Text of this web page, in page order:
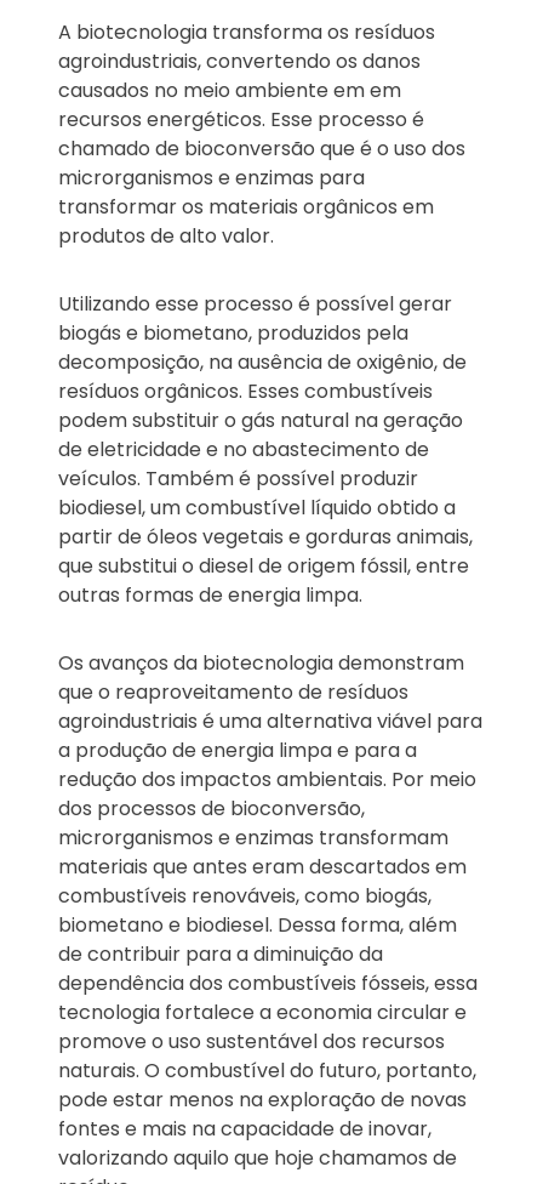
A biotecnologia transforma os resíduos
agroindustriais, convertendo os danos
causados no meio ambiente em em
recursos energéticos. Esse processo é
chamado de bioconversão que é o uso dos
microrganismos e enzimas para
transformar os materiais orgânicos em
produtos de alto valor.
Utilizando esse processo é possível gerar
biogás e biometano, produzidos pela
decomposição, na ausência de oxigênio, de
resíduos orgânicos. Esses combustíveis
podem substituir o gás natural na geração
de eletricidade e no abastecimento de
veículos. Também é possível produzir
biodiesel, um combustível líquido obtido a
partir de óleos vegetais e gorduras animais,
que substitui o diesel de origem fóssil, entre
outras formas de energia limpa.
Os avanços da biotecnologia demonstram
que o reaproveitamento de resíduos
agroindustriais é uma alternativa viável para
a produção de energia limpa e para a
redução dos impactos ambientais. Por meio
dos processos de bioconversão,
microrganismos e enzimas transformam
materiais que antes eram descartados em
combustíveis renováveis, como biogás,
biometano e biodiesel. Dessa forma, além
de contribuir para a diminuição da
dependência dos combustíveis fósseis, essa
tecnologia fortalece a economia circular e
promove o uso sustentável dos recursos
naturais. O combustível do futuro, portanto,
pode estar menos na exploração de novas
fontes e mais na capacidade de inovar,
valorizando aquilo que hoje chamamos de